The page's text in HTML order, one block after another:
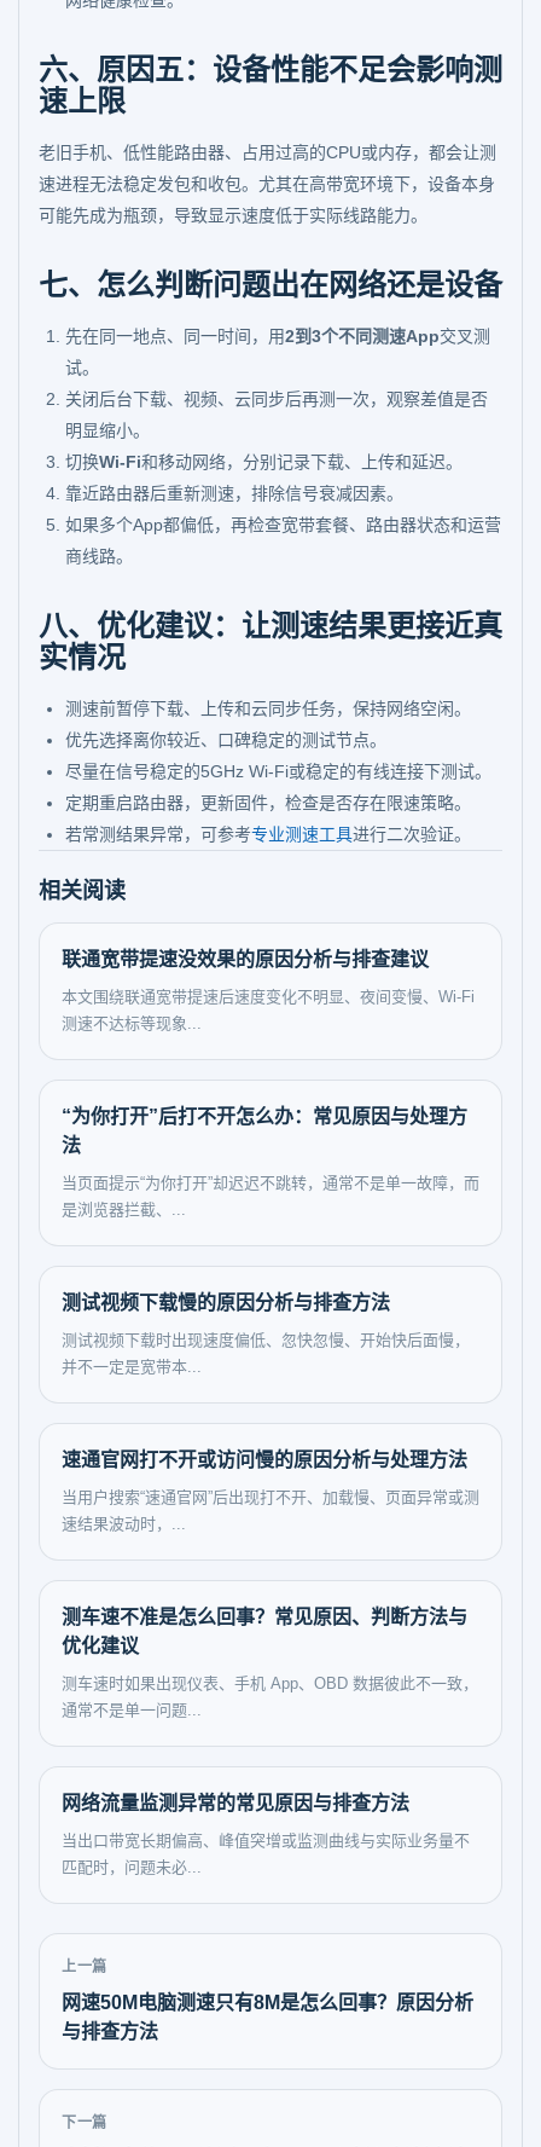
六、原因五：设备性能不足会影响测
速上限
老旧手机、低性能路由器、占用过高的CPU或内存，都会让测
速进程无法稳定发包和收包。尤其在高带宽环境下，设备本身
可能先成为瓶颈，导致显示速度低于实际线路能力。
七、怎么判断问题出在网络还是设备
先在同一地点、同一时间，用2到3个不同测速App交叉测
试。
关闭后台下载、视频、云同步后再测一次，观察差值是否
明显缩小。
切换Wi-Fi和移动网络，分别记录下载、上传和延迟。
靠近路由器后重新测速，排除信号衰减因素。
如果多个App都偏低，再检查宽带套餐、路由器状态和运营
商线路。
八、优化建议：让测速结果更接近真
实情况
测速前暂停下载、上传和云同步任务，保持网络空闲。
优先选择离你较近、口碑稳定的测试节点。
尽量在信号稳定的5GHz Wi-Fi或稳定的有线连接下测试。
定期重启路由器，更新固件，检查是否存在限速策略。
若常测结果异常，可参考专业测速工具进行二次验证。
相关阅读
联通宽带提速没效果的原因分析与排查建议
本文围绕联通宽带提速后速度变化不明显、夜间变慢、Wi-Fi
测速不达标等现象...
“为你打开”后打不开怎么办：常见原因与处理方
法
当页面提示“为你打开”却迟迟不跳转，通常不是单一故障，而
是浏览器拦截、...
测试视频下载慢的原因分析与排查方法
测试视频下载时出现速度偏低、忽快忽慢、开始快后面慢，
并不一定是宽带本...
速通官网打不开或访问慢的原因分析与处理方法
当用户搜索“速通官网”后出现打不开、加载慢、页面异常或测
速结果波动时，...
测车速不准是怎么回事？常见原因、判断方法与
优化建议
测车速时如果出现仪表、手机 App、OBD 数据彼此不一致，
通常不是单一问题...
网络流量监测异常的常见原因与排查方法
当出口带宽长期偏高、峰值突增或监测曲线与实际业务量不
匹配时，问题未必...
上一篇
网速50M电脑测速只有8M是怎么回事？原因分析
与排查方法
下一篇